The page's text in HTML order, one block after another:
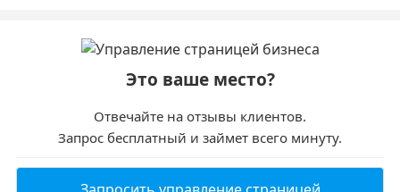
Это ваше место?
Отвечайте на отзывы клиентов.
Запрос бесплатный и займет всего минуту.